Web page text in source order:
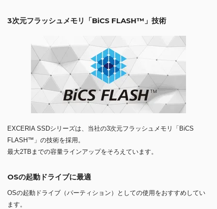
3次元フラッシュメモリ「BiCS FLASH™」技術
EXCERIA SSDシリーズは、当社の3次元フラッシュメモリ「BiCS
FLASH™」の技術を採用。
最大2TBまでの容量ラインアップをそろえています。
OSの起動ドライブに最適
OSの起動ドライブ（パーティション）としての使用をおすすめしてい
ます。